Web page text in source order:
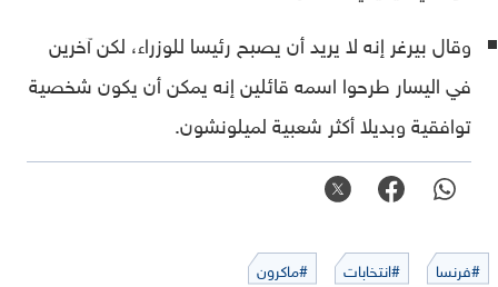
وقال بيرغر إنه لا يريد أن يصبح رئيسا للوزراء، لكن آخرين
في اليسار طرحوا اسمه قائلين إنه يمكن أن يكون شخصية
توافقية وبديلا أكثر شعبية لميلونشون.
#فرنسا #انتخابات #ماكرون